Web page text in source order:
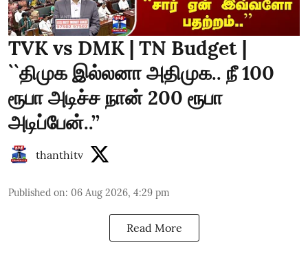
TVK vs DMK | TN Budget |
``திமுக இல்லனா அதிமுக.. நீ 100
ரூபா அடிச்ச நான் 200 ரூபா
அடிப்பேன்..’’
thanthitv
Published on: 06 Aug 2026, 4:29 pm
Read More